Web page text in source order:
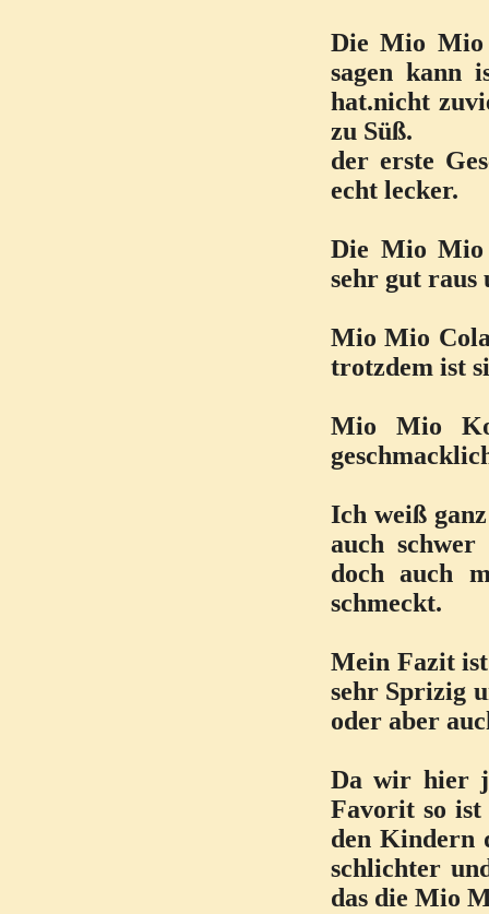
Die Mio Mio
sagen kann
hat.nicht
zu Süß.
der erste
echt lecker.
Die Mio Mio
sehr gut raus
Mio Mio
trotzdem ist
Mio Mio
Ich weiß
auch schwer
doch auch
schmeckt.
Mein Fazit
sehr Sprizig
oder aber
Da wir hier
Favorit so
den Kindern
schlichter
das die Mio